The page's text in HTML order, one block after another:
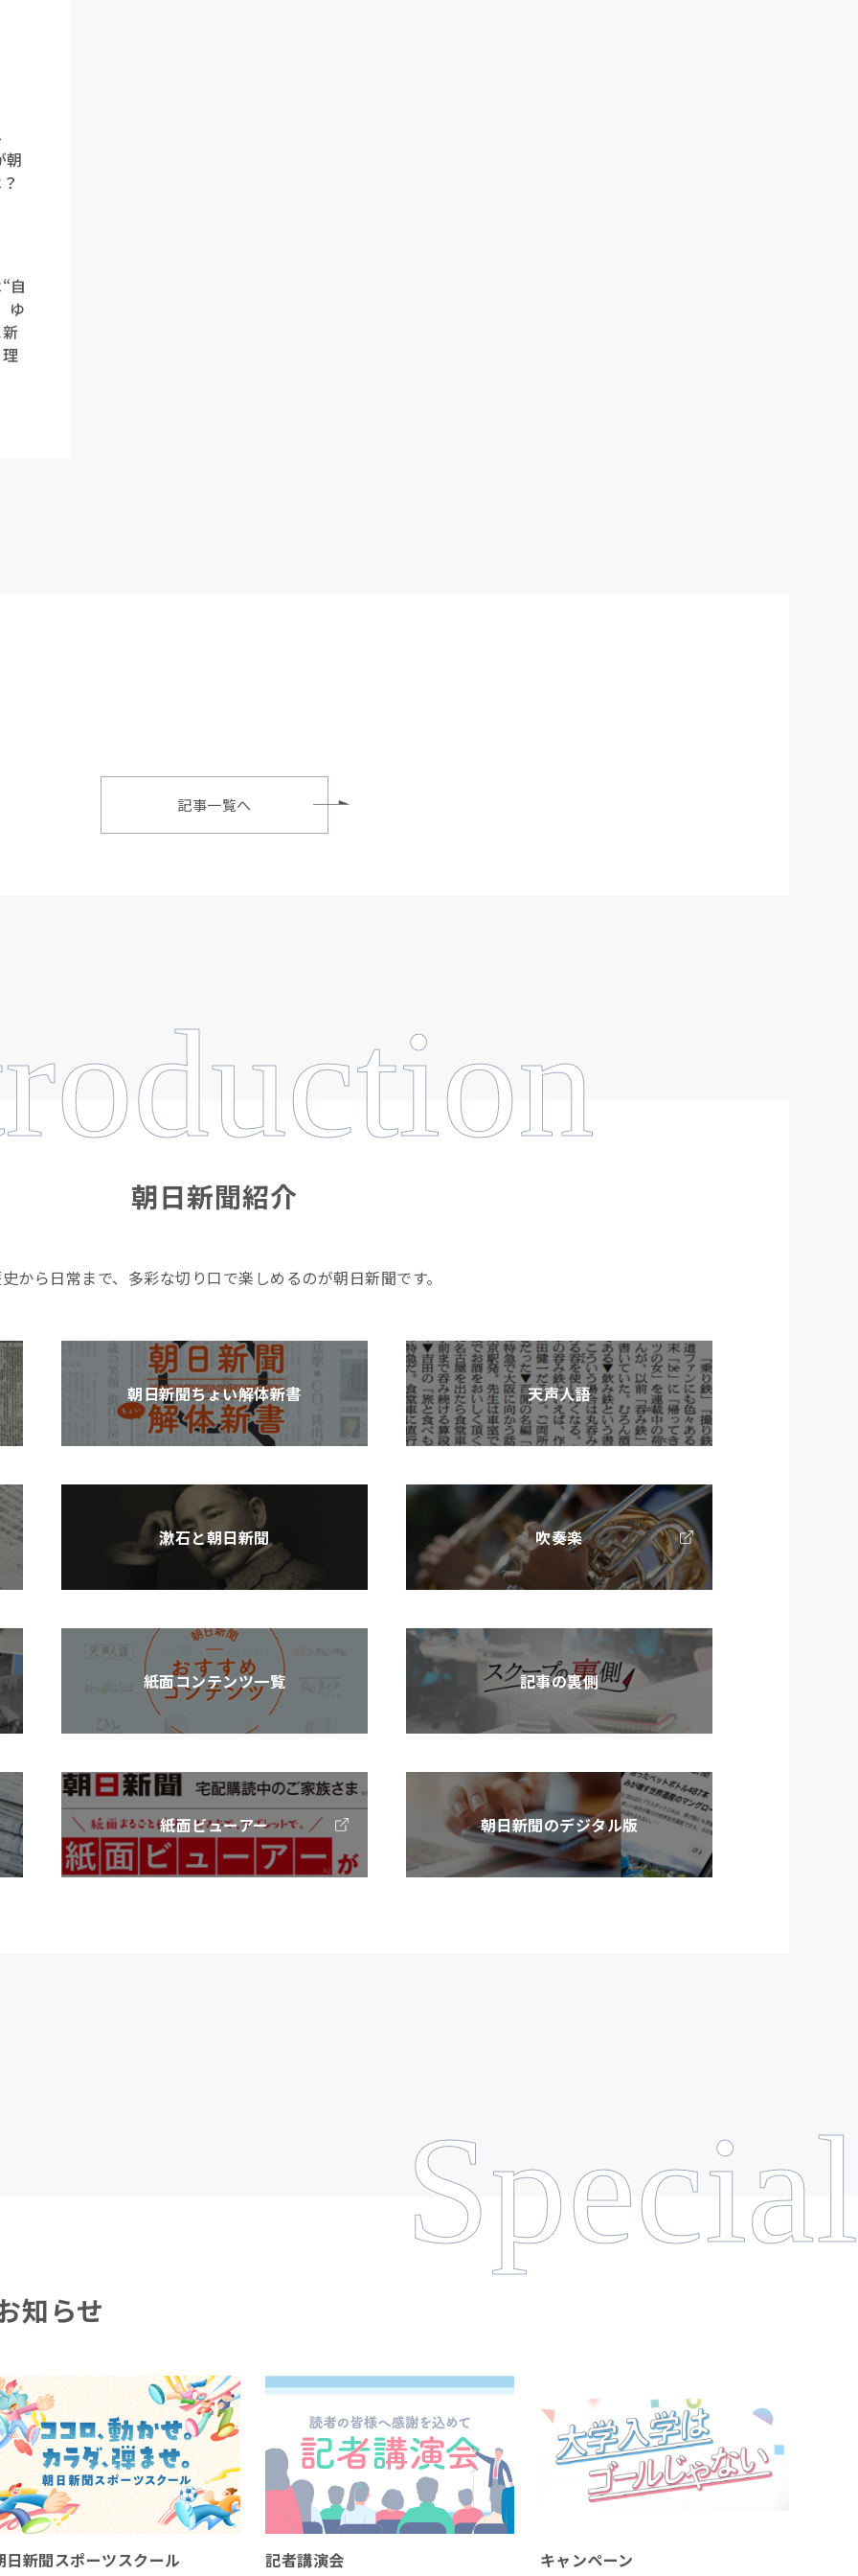
朝
自
ゆ
記事一覧へ
朝日新聞紹介
から日常まで、多彩な切り口で楽しめるのが朝日新聞です。
朝日新聞ちょい解体新書 天声人語
漱石と朝日新聞 吹奏楽
紙面コンテンツ一覧 記事の裏側
紙面ビューアー 朝日新聞のデジタル版
Special
知らせ
日新聞スポーツスクール 記者講演会 キャンペーン